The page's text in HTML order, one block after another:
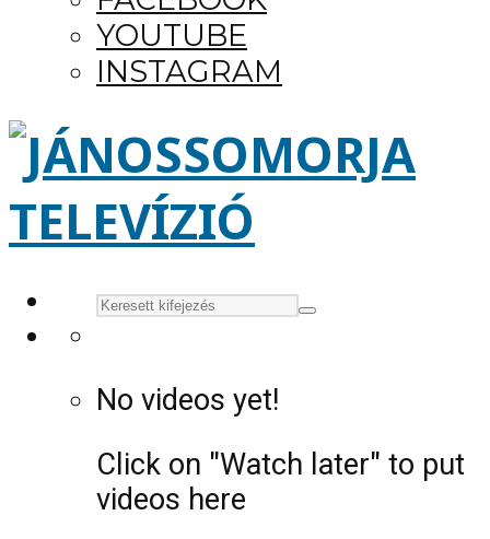
YOUTUBE
INSTAGRAM
No videos yet!
Click on "Watch later" to put
videos here